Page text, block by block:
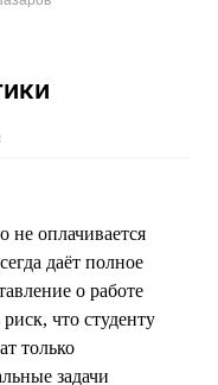
не оплачивается
даёт полное
о работе
риск, что студенту
только
задачи